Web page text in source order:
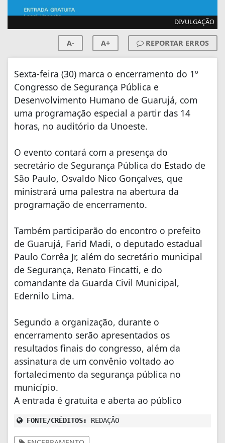
DIVULGAÇÃO
A- A+ REPORTAR ERROS
Sexta-feira (30) marca o encerramento do 1º
Congresso de Segurança Pública e
Desenvolvimento Humano de Guarujá, com
uma programação especial a partir das 14
horas, no auditório da Unoeste.
O evento contará com a presença do
secretário de Segurança Pública do Estado de
São Paulo, Osvaldo Nico Gonçalves, que
ministrará uma palestra na abertura da
programação de encerramento.
Também participarão do encontro o prefeito
de Guarujá, Farid Madi, o deputado estadual
Paulo Corrêa Jr, além do secretário municipal
de Segurança, Renato Fincatti, e do
comandante da Guarda Civil Municipal,
Edernilo Lima.
Segundo a organização, durante o
encerramento serão apresentados os
resultados finais do congresso, além da
assinatura de um convênio voltado ao
fortalecimento da segurança pública no
município.
A entrada é gratuita e aberta ao público
FONTE/CRÉDITOS: REDAÇÃO